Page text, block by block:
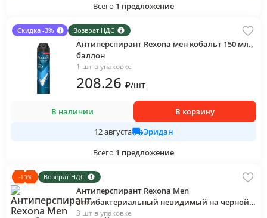
Всего 1 предложение
Скидка -3% Возврат НДС
Антиперспирант Rexona мен кобальт 150 мл.,
баллон
1 шт в упаковке
208.26 ₽/шт
В наличии
В корзину
12 августа
Эридан
Всего 1 предложение
-13% Возврат НДС
Антиперспирант Rexona Men
антибактериальный невидимый на черной и
белой одежде карандаш 50 мл., ПЭТ
3 шт в упаковке